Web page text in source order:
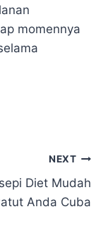
momennya
NEXT
Diet Mudah
Anda Cuba